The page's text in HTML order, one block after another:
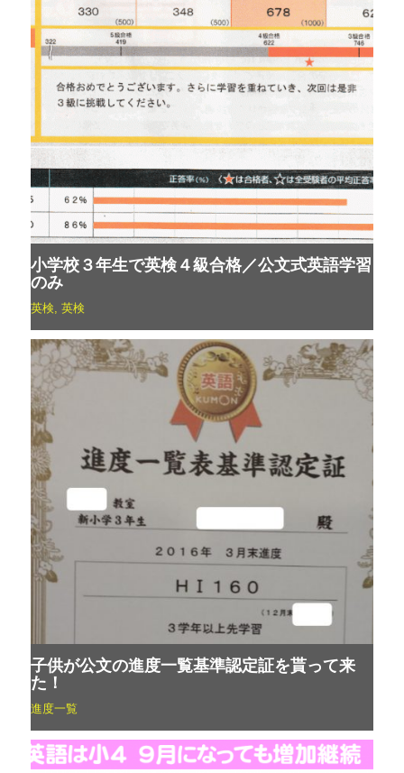
小学校３年生で英検４級合格／公文式英語学習
のみ
英検 英検
子供が公文の進度一覧基準認定証を貰って来
た！
進度一覧